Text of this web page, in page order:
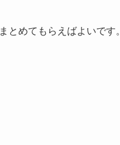
とめてもらえばよいです。